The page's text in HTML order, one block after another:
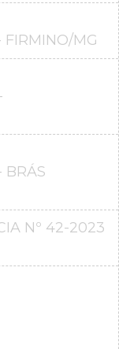
FIRMINO/MG
BRÁS
Nº 42-2023